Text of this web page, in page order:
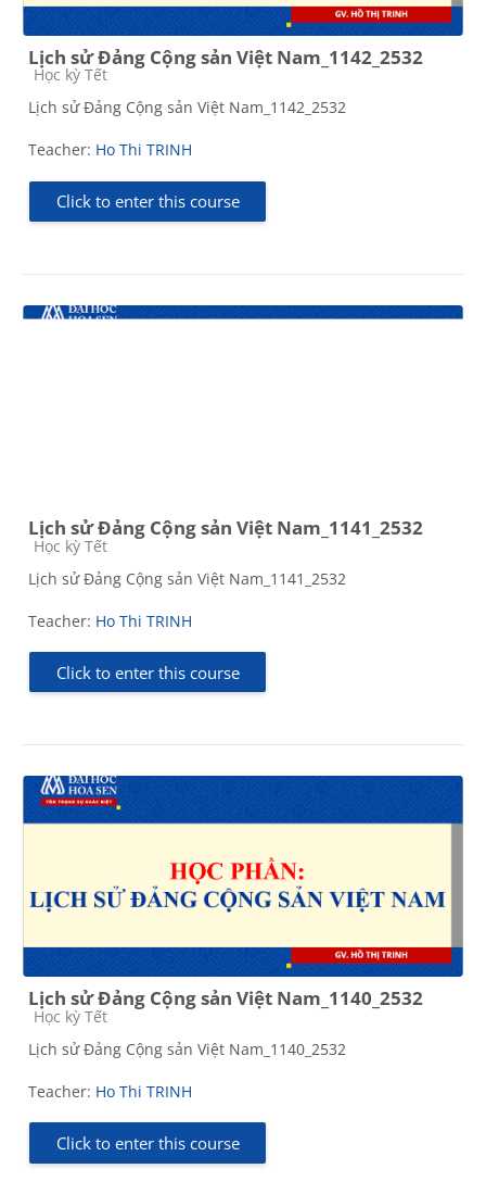
Lịch sử Đảng Cộng sản Việt Nam_1142_2532
Course category
Học kỳ Tết
Lịch sử Đảng Cộng sản Việt Nam_1142_2532
Teacher: Ho Thi TRINH
Click to enter this course
Lịch sử Đảng Cộng sản Việt Nam_1141_2532
Course category
Học kỳ Tết
Lịch sử Đảng Cộng sản Việt Nam_1141_2532
Teacher: Ho Thi TRINH
Click to enter this course
Lịch sử Đảng Cộng sản Việt Nam_1140_2532
Course category
Học kỳ Tết
Lịch sử Đảng Cộng sản Việt Nam_1140_2532
Teacher: Ho Thi TRINH
Click to enter this course